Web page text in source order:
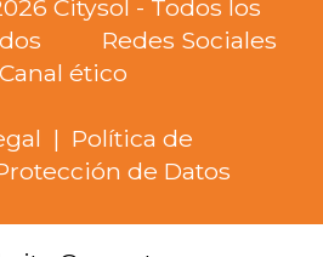
Citysol - Todos los
Redes Sociales
Canal ético
| Política de
de Datos